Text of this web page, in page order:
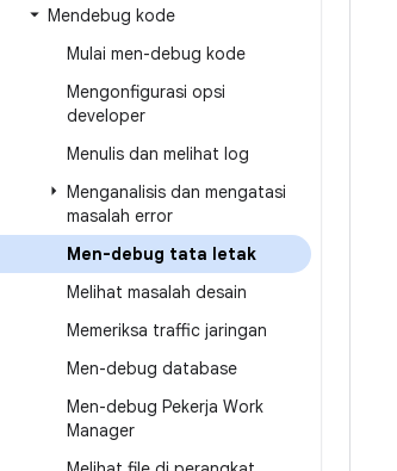
Mendebug kode
Mulai men-debug kode
Mengonfigurasi opsi
developer
Menulis dan melihat log
Menganalisis dan mengatasi
masalah error
Men-debug tata letak
Melihat masalah desain
Memeriksa traffic jaringan
Men-debug database
Men-debug Pekerja Work
Manager